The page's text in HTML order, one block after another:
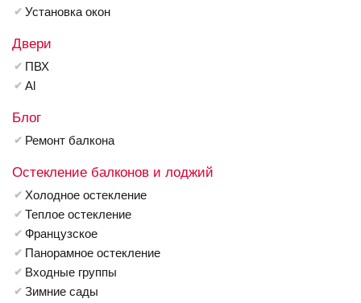
Установка окон
Двери
ПВХ
Al
Блог
Ремонт балкона
Остекление балконов и лоджий
Холодное остекление
Теплое остекление
Французское
Панорамное остекление
Входные группы
Зимние сады